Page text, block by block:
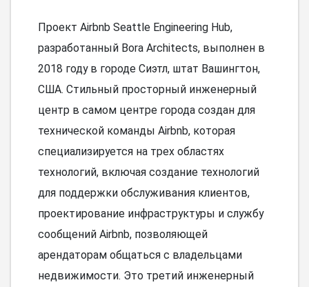
Проект Airbnb Seattle Engineering Hub,
разработанный Bora Architects, выполнен в
2018 году в городе Сиэтл, штат Вашингтон,
США. Стильный просторный инженерный
центр в самом центре города создан для
технической команды Airbnb, которая
специализируется на трех областях
технологий, включая создание технологий
для поддержки обслуживания клиентов,
проектирование инфраструктуры и службу
сообщений Airbnb, позволяющей
арендаторам общаться с владельцами
недвижимости. Это третий инженерный